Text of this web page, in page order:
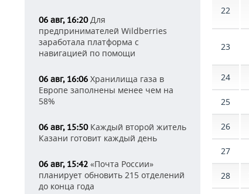
06 авг, 16:20Для
предпринимателей Wildberries
заработала платформа с
навигацией по помощи
06 авг, 16:06 Хранилища газа в
Европе заполнены менее чем на
58%
06 авг, 15:50Каждый второй житель
Казани готовит каждый день
06 авг, 15:42 «Почта России»
планирует обновить 215 отделений
до конца года
22
23
24
25
26
27
28